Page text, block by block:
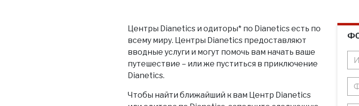
Центры Dianetics и одиторы* по Dianetics есть по
всему миру. Центры Dianetics предоставляют
вводные услуги и могут помочь вам начать ваше
путешествие – или же пуститься в приключение
Dianetics.
Чтобы найти ближайший к вам Центр Dianetics